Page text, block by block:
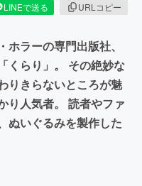
LINEで送る
URLコピー
ラーの専門出版社、
くらり」。 その絶妙な
りきらないところが魅
り人気者。 読者やファ
ぬいぐるみを製作した